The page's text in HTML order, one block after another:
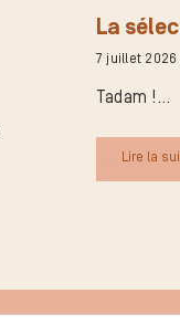
La
7 juillet 2026
Tadam !
Lire la